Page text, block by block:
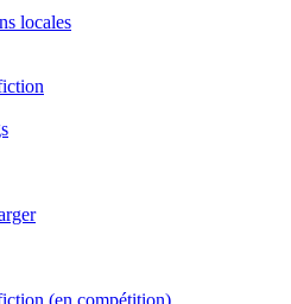
locales
(en compétition)